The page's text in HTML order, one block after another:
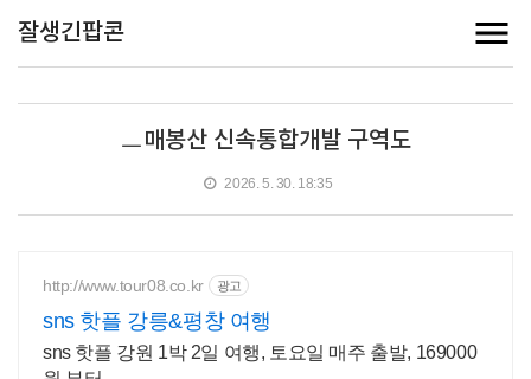
잘생긴팝콘
ㅡ매봉산 신속통합개발 구역도
2026. 5. 30. 18:35
http://www.tour08.co.kr 광고
sns 핫플 강릉&평창 여행
sns 핫플 강원 1박 2일 여행, 토요일 매주 출발, 169000